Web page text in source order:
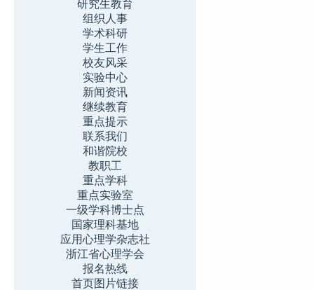
研究生教育
组织人事
学术科研
学生工作
校友风采
实验中心
新闻资讯
继续教育
重点提示
联系我们
和谐院校
教职工
重点学科
重点实验室
一级学科博士点
国家理科基地
应用心理学杂志社
浙江省心理学会
报名热线
首页图片链接